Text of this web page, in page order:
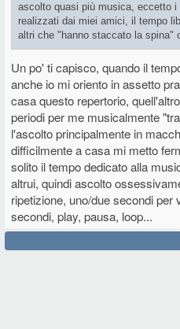
ascolto quasi più musica, eccetto i
realizzati dai miei amici, il tempo
altri che "hanno staccato la spina"
Un po' ti capisco, quando il
anche io mi oriento in assetto
casa questo repertorio,
periodi per me musicalmente
l'ascolto principalmente in
difficilmente a casa mi metto
solito il tempo dedicato alla
altrui, quindi ascolto
ripetizione, uno/due secondi per
secondi, play, pausa, loop...